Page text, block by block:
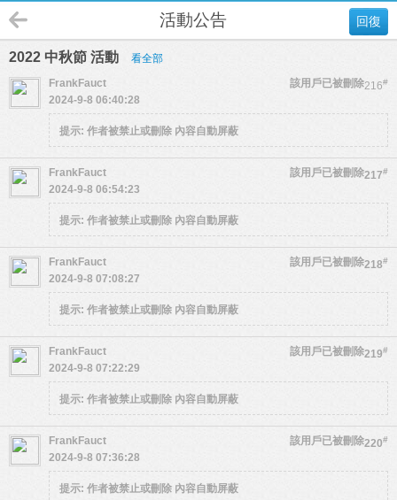
回復
活動公告
2022 中秋節 活動 看全部
216#
FrankFauct
該用戶已被刪除
2024-9-8 06:40:28
提示: 作者被禁止或刪除 內容自動屏蔽
217#
FrankFauct
該用戶已被刪除
2024-9-8 06:54:23
提示: 作者被禁止或刪除 內容自動屏蔽
218#
FrankFauct
該用戶已被刪除
2024-9-8 07:08:27
提示: 作者被禁止或刪除 內容自動屏蔽
219#
FrankFauct
該用戶已被刪除
2024-9-8 07:22:29
提示: 作者被禁止或刪除 內容自動屏蔽
220#
FrankFauct
該用戶已被刪除
2024-9-8 07:36:28
提示: 作者被禁止或刪除 內容自動屏蔽